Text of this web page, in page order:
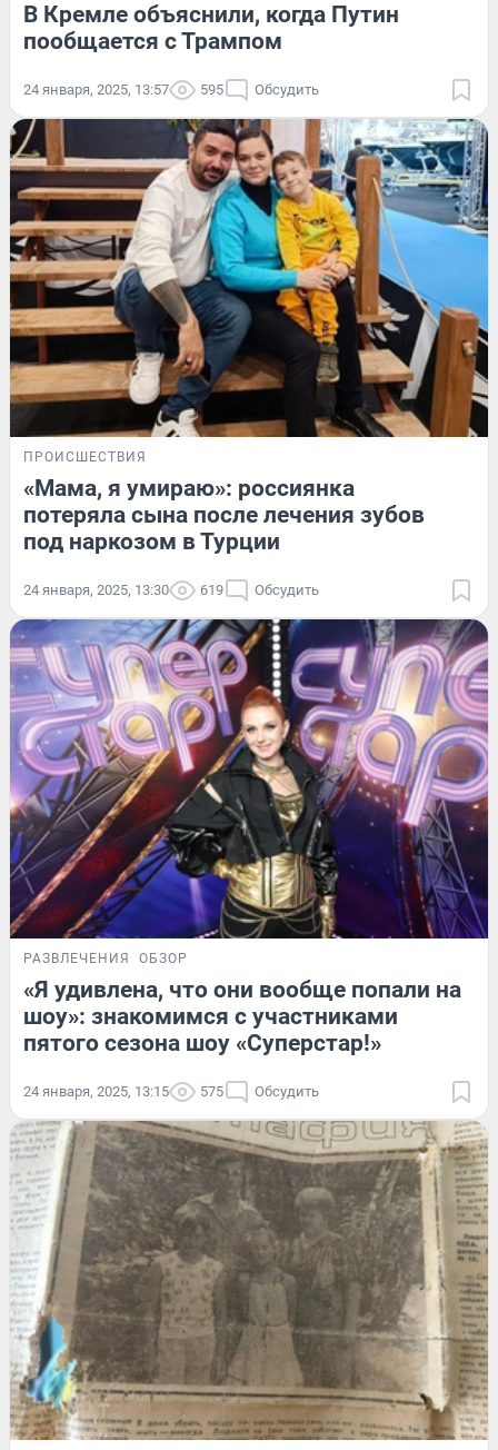
В Кремле объяснили, когда Путин
пообщается с Трампом
24 января, 2025, 13:57 595 Обсудить
ПРОИСШЕСТВИЯ
«Мама, я умираю»: россиянка
потеряла сына после лечения зубов
под наркозом в Турции
24 января, 2025, 13:30 619 Обсудить
РАЗВЛЕЧЕНИЯ ОБЗОР
«Я удивлена, что они вообще попали на
шоу»: знакомимся с участниками
пятого сезона шоу «Суперстар!»
24 января, 2025, 13:15 575 Обсудить